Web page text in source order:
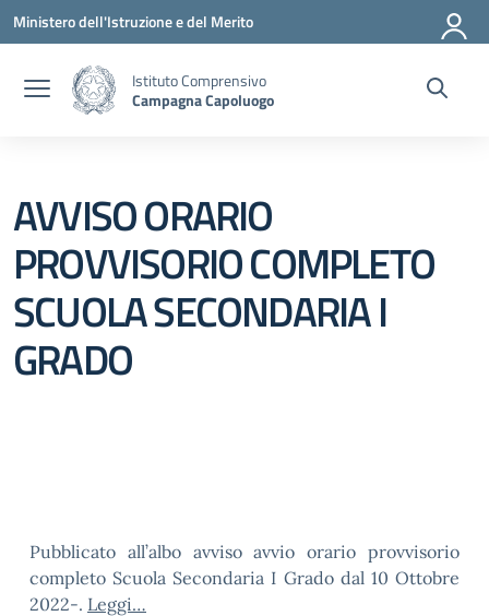
Vai ai contenuti
Vai al menu di navigazione
Vai al footer
Ministero dell'Istruzione e del Merito
Istituto Comprensivo
Campagna Capoluogo
AVVISO ORARIO
PROVVISORIO COMPLETO
SCUOLA SECONDARIA I
GRADO
Pubblicato all’albo avviso avvio orario provvisorio
completo Scuola Secondaria I Grado dal 10 Ottobre
2022-. Leggi…